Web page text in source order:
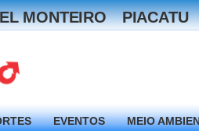
MONTEIRO PIACATU
EVENTOS MEIO